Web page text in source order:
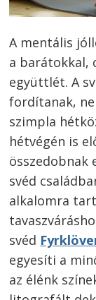
A mentális
a barátokkal,
együttlét. A
fordítanak,
szimpla
hétvégén is
összedobnak
svéd
alkalomra
svéd
egyesíti a
az élénk